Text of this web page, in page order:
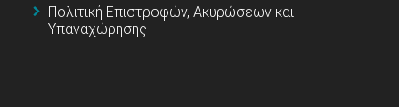
Πολιτική Επιστροφών, Ακυρώσεων και
Υπαναχώρησης